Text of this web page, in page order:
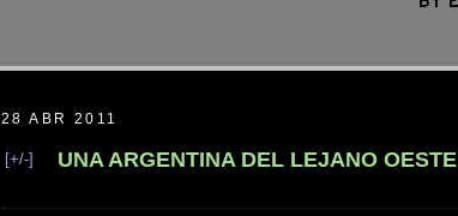
28 ABR 2011
[+/-] UNA ARGENTINA DEL LEJANO OESTE